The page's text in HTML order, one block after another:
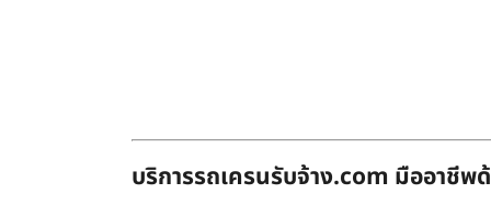
บริการรถเครนรับจ้าง.com มืออาชี